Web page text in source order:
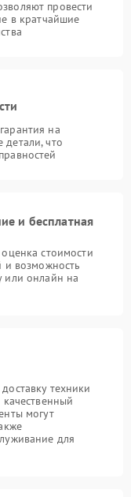
провести
в кратчайшие
на
что
и бесплатная
стоимости
и возможность
или онлайн на
техники
могут
для